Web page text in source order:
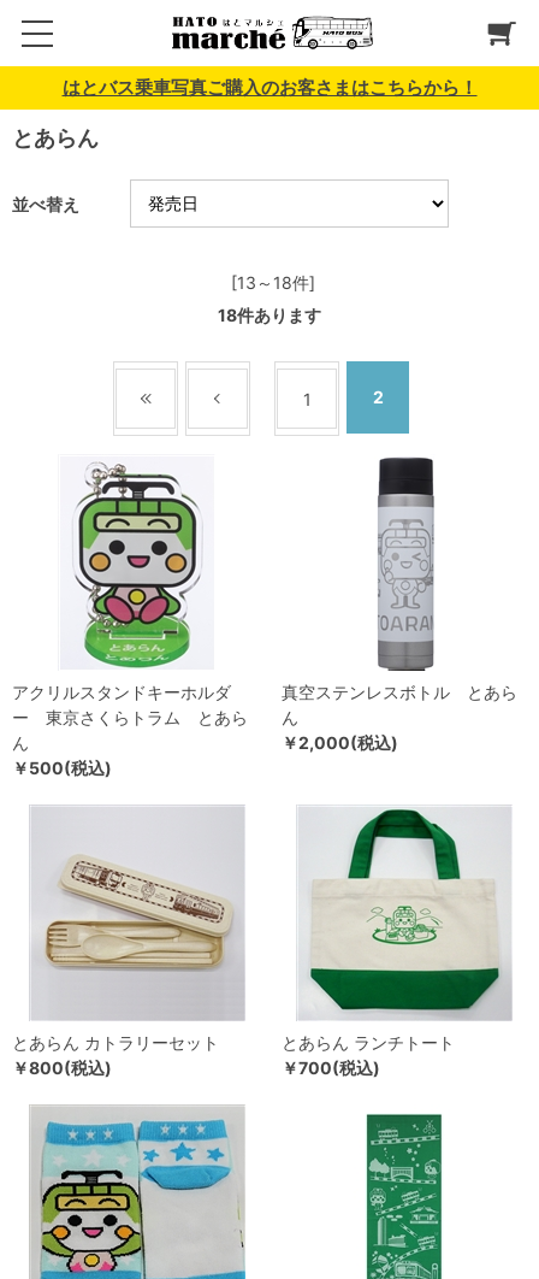
はとバス乗車写真ご購入のお客さまはこちらから！
とあらん
並べ替え
[13～18件]
18件あります
1 2
アクリルスタンドキーホルダ
ー 東京さくらトラム とあら
ん
￥500(税込)
真空ステンレスボトル とあら
ん
￥2,000(税込)
とあらん カトラリーセット
￥800(税込)
とあらん ランチトート
￥700(税込)